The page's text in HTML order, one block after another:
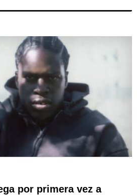
por primera vez a